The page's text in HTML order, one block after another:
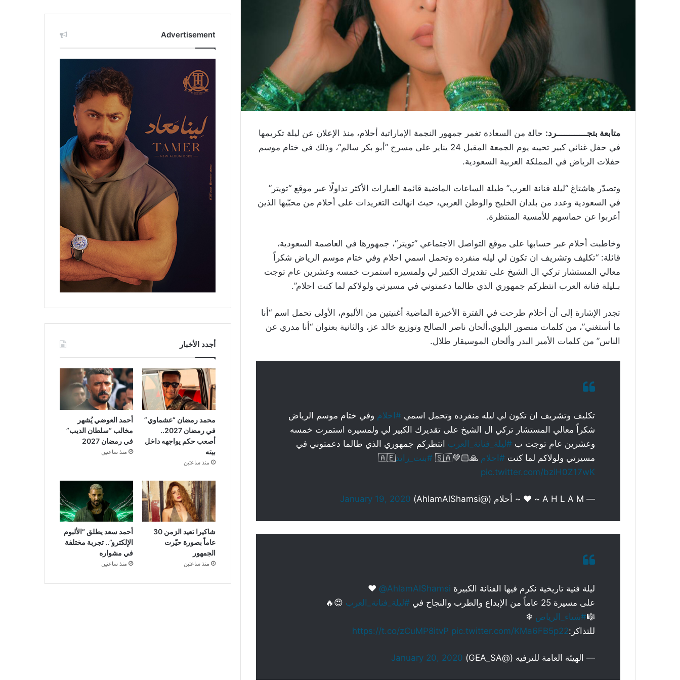
متابعة بتجــــــــــــرد: حالة من السعادة تغمر جمهور النجمة الإماراتية أحلام، منذ الإعلان عن ليلة تكريمها
في حفل غنائي كبير تحييه يوم الجمعة المقبل 24 يناير على مسرح ”أبو بكر سالم“، وذلك في ختام موسم
حفلات الرياض في المملكة العربية السعودية.
وتصدّر هاشتاغ “ليلة فنانة العرب” طيلة الساعات الماضية قائمة العبارات الأكثر تداولًا عبر موقع “تويتر”
في السعودية وعدد من بلدان الخليج والوطن العربي، حيث انهالت التغريدات على أحلام من محبّيها الذين
أعربوا عن حماسهم للأمسية المنتظرة.
وخاطبت أحلام عبر حسابها على موقع التواصل الاجتماعي ”تويتر“، جمهورها في العاصمة السعودية،
قائلة: “تكليف وتشريف ان تكون لي ليله منفرده وتحمل اسمي احلام وفي ختام موسم الرياض شكراً
معالي المستشار تركي ال الشيخ على تقديرك الكبير لي ولمسيره استمرت خمسه وعشرين عام توجت
بـليلة فنانة العرب انتظركم جمهوري الذي طالما دعمتوني في مسيرتي ولولاكم لما كنت احلام”.
تجدر الإشارة إلى أن أحلام طرحت في الفترة الأخيرة الماضية أغنيتين من الألبوم، الأولى تحمل اسم “أنا
ما أستغني”، من كلمات منصور البلوي،ألحان ناصر الصالح وتوزيع خالد عز، والثانية بعنوان “أنا مدري عن
الناس” من كلمات الأمير البدر وألحان الموسيقار طلال.
تكليف وتشريف ان تكون لي ليله منفرده وتحمل اسمي #احلام وفي ختام موسم الرياض
شكراً معالي المستشار تركي ال الشيخ على تقديرك الكبير لي ولمسيره استمرت خمسه
وعشرين عام توجت ب #ليلة_فنانة_العرب انتظركم جمهوري الذي طالما دعمتوني في
مسيرتي ولولاكم لما كنت #احلام 🙏🏻💚🇸🇦 #بنت_زايد🇦🇪
pic.twitter.com/bziH0Z17wK
— A H L A M ~ ♥️ ~ أحلام (@AhlamAlShamsi) January 19, 2020
ليلة فنية تاريخية نكرم فيها الفنانة الكبيرة ⁦ @AhlamAlShamsi
⁩ ❤
على مسيرة 25 عاماً من الإبداع والطرب والنجاح في
#ليلة_فنانة_العرب 😍🔥
🎼#شتاء_الرياض ❄
للتذاكر:
https://t.co/zCuMP8itvP pic.twitter.com/KMa6FB5p22
— الهيئة العامة للترفيه (@GEA_SA) January 20, 2020
Advertisement
أجدد الأخبار
محمد رمضان “عشماوي”
في رمضان 2027..
أصعب حكم يواجهه داخل
بيته
منذ ساعتين
أحمد العوضي يُشهر
مخالب “سلطان الديب”
في رمضان 2027
منذ ساعتين
شاكيرا تعيد الزمن 30
عاماً بصورة حيّرت
الجمهور
منذ ساعتين
أحمد سعد يطلق “الألبوم
الإلكترو”.. تجربة مختلفة
في مشواره
منذ ساعتين